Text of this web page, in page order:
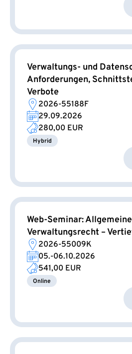
Verwaltungs- und
Anforderungen,
Verbote
2026-55188F
29.09.2026
280,00 EUR
Hybrid
Web-Seminar:
Verwaltungsrecht –
2026-55009K
05.-06.10.2026
541,00 EUR
Online